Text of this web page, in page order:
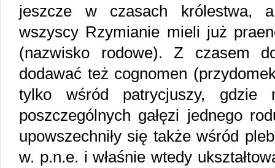
jeszcze w czasach królestwa,
wszyscy Rzymianie mieli już
(nazwisko rodowe). Z czasem
dodawać też cognomen
tylko wśród patrycjuszy, gdzie
poszczególnych gałęzi jednego
upowszechniły się także wśród
w. p.n.e. i właśnie wtedy